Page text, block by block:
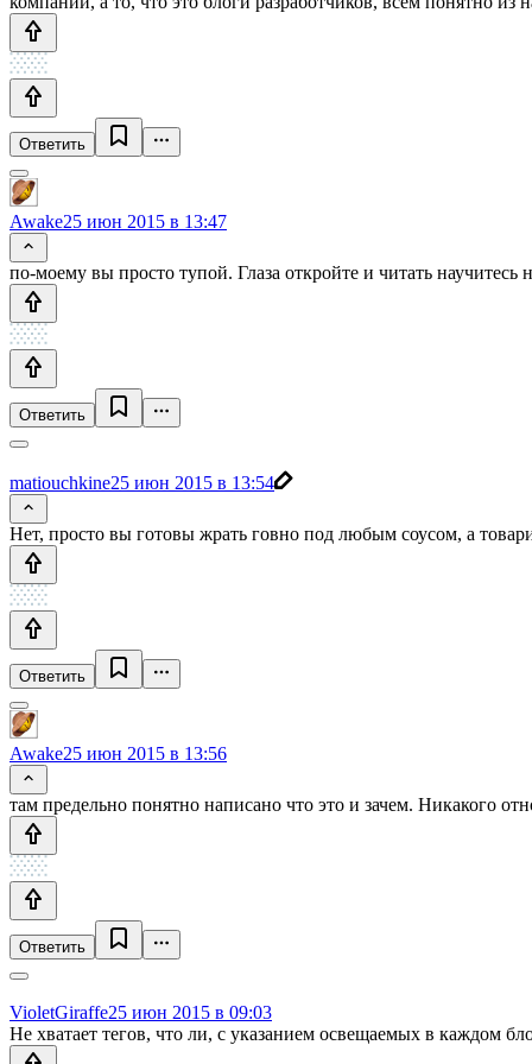
Ответить
Awake25 июн 2015 в 13:47
по-моему вы просто тупой. Глаза откройте и читать научитесь
Ответить
matiouchkine25 июн 2015 в 13:54
Нет, просто вы готовы жрать говно под любым соусом, а
Ответить
Awake25 июн 2015 в 13:56
там предельно понятно написано что это и зачем. Никакого
Ответить
VioletGiraffe25 июн 2015 в 09:03
Не хватает тегов, что ли, с указанием освещаемых в каждом